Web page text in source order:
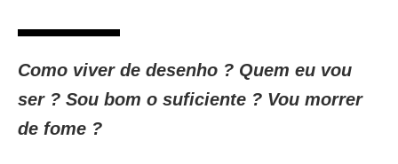
Como viver de desenho ? Quem eu vou
ser ? Sou bom o suficiente ? Vou morrer
de fome ?